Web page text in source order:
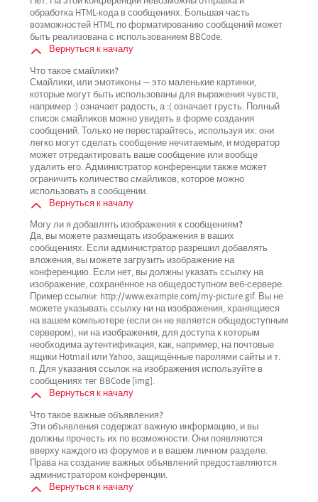
обработка HTML-кода в сообщениях. Большая часть
возможностей HTML по форматированию сообщений может
быть реализована с использованием BBCode.
Вернуться к началу
Что такое смайлики?
Смайлики, или эмотиконы — это маленькие картинки,
которые могут быть использованы для выражения чувств,
например :) означает радость, а :( означает грусть. Полный
список смайликов можно увидеть в форме создания
сообщений. Только не перестарайтесь, используя их: они
легко могут сделать сообщение нечитаемым, и модератор
может отредактировать ваше сообщение или вообще
удалить его. Администратор конференции также может
ограничить количество смайликов, которое можно
использовать в сообщении.
Вернуться к началу
Могу ли я добавлять изображения к сообщениям?
Да, вы можете размещать изображения в ваших
сообщениях. Если администратор разрешил добавлять
вложения, вы можете загрузить изображение на
конференцию. Если нет, вы должны указать ссылку на
изображение, сохранённое на общедоступном веб-сервере.
Пример ссылки: http://www.example.com/my-picture.gif. Вы не
можете указывать ссылку ни на изображения, хранящиеся
на вашем компьютере (если он не является общедоступным
сервером), ни на изображения, для доступа к которым
необходима аутентификация, как, например, на почтовые
ящики Hotmail или Yahoo, защищённые паролями сайты и т.
п. Для указания ссылок на изображения используйте в
сообщениях тег BBCode [img].
Вернуться к началу
Что такое важные объявления?
Эти объявления содержат важную информацию, и вы
должны прочесть их по возможности. Они появляются
вверху каждого из форумов и в вашем личном разделе.
Права на создание важных объявлений предоставляются
администратором конференции.
Вернуться к началу